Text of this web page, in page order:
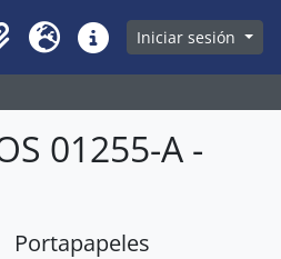
Idioma Enlaces rápidos
Iniciar sesión
01255-A -
Portapapeles